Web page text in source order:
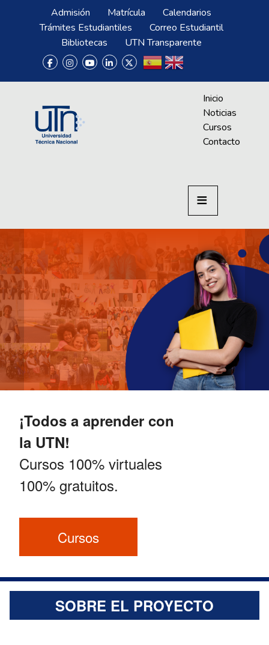
Pasar al contenido principal
Menú SuperiorAdmisión Matrícula
Calendarios
Trámites Estudiantiles
Correo Estudiantil
Bibliotecas
UTN Transparente
Menú CrAprende
Inicio
Noticias
Cursos
Contacto
¡Todos a aprender con
la UTN!
Cursos 100% virtuales
100% gratuitos.
Cursos
SOBRE EL PROYECTO